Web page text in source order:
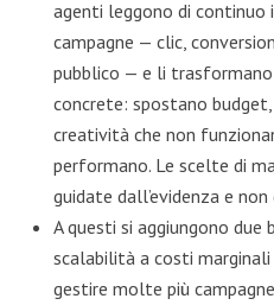
agenti leggono di
campagne — clic,
pubblico — e li trasformano
concrete: spostano
creatività che non
performano. Le scelte di
guidate dall’evidenza e non
A questi si aggiungono due
scalabilità a costi
gestire molte più